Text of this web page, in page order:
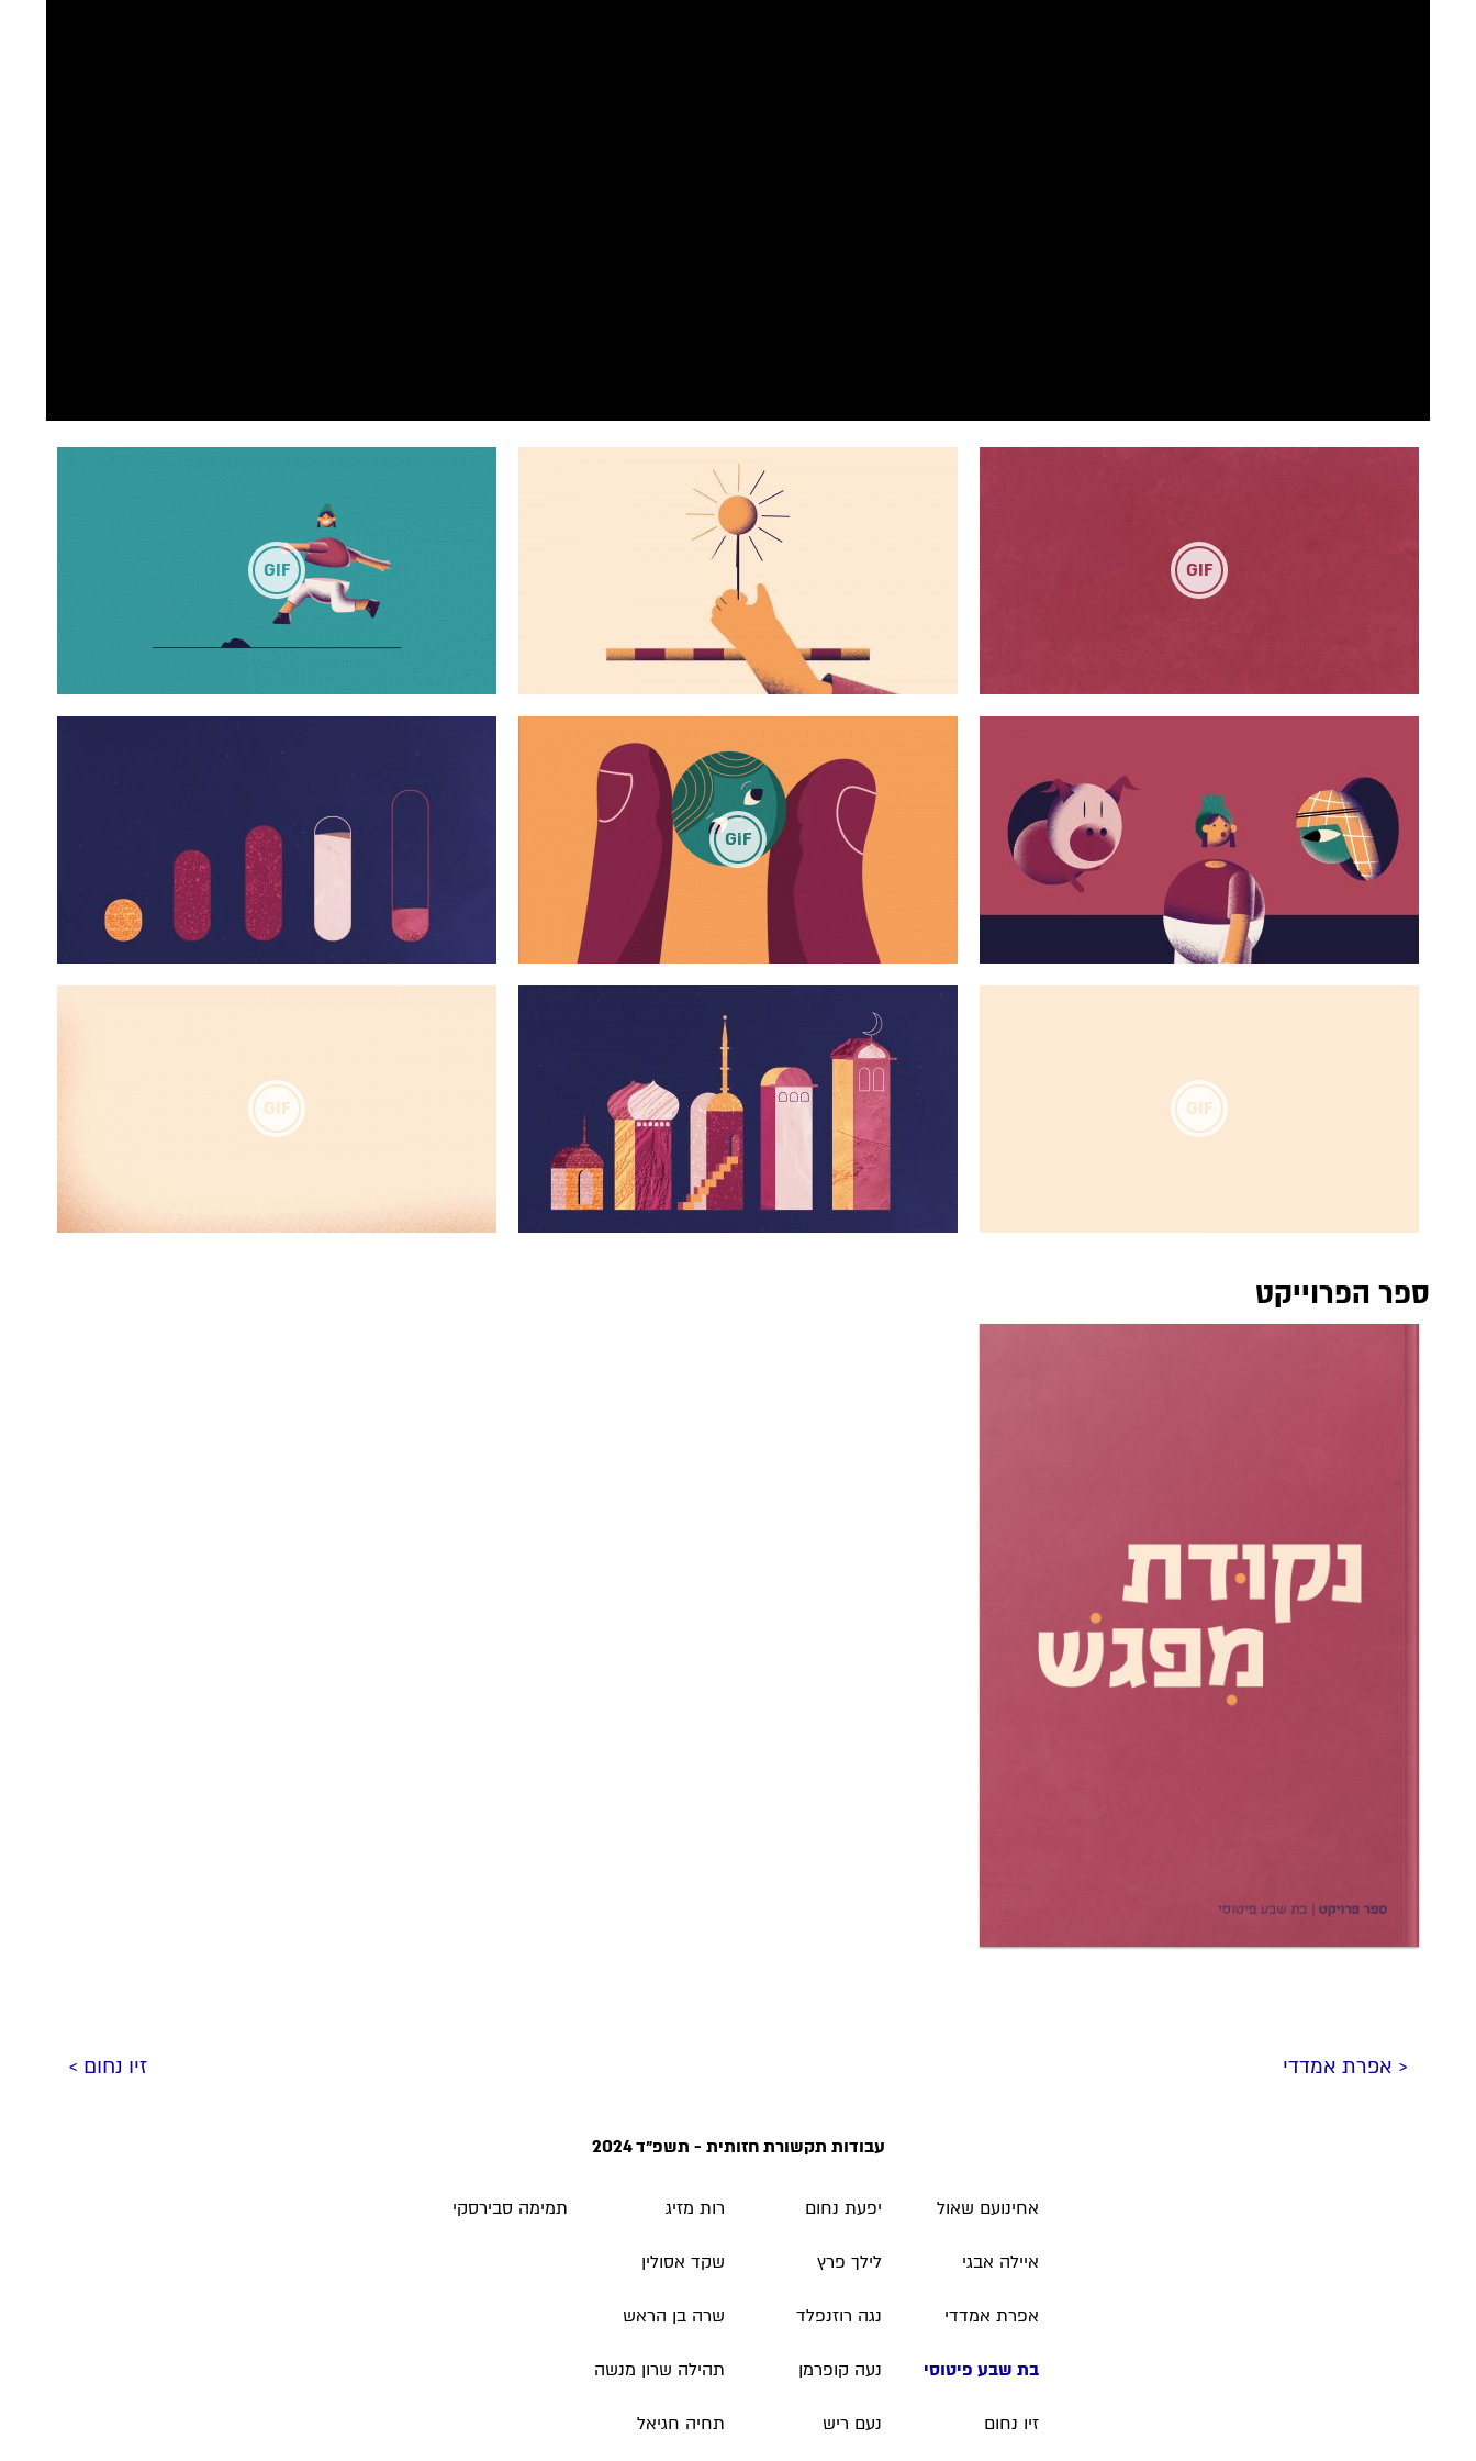
ספר הפרוייקט
זיו נחום > < אפרת אמדדי
עבודות תקשורת חזותית - תשפ״ד 2024
אחינועם שאול
איילה אבגי
אפרת אמדדי
בת שבע פיטוסי
זיו נחום
יפעת נחום
לילך פרץ
נגה רוזנפלד
נעה קופרמן
נעם ריש
רות מזיג
שקד אסולין
שרה בן הראש
תהילה שרון מנשה
תחיה חגיאל
תמימה סבירסקי